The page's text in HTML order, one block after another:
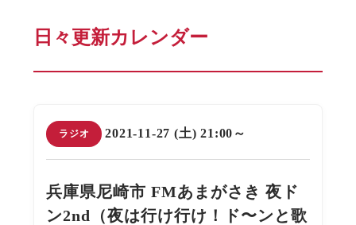
日々更新カレンダー
ラジオ 2021-11-27 (土) 21:00～
兵庫県尼崎市 FMあまがさき 夜ド
ン2nd（夜は行け行け！ド〜ンと歌